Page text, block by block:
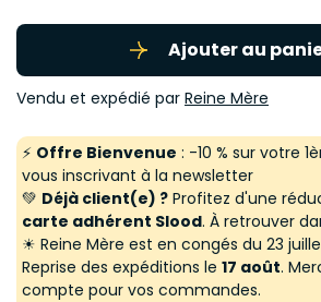
Ajouter au
Vendu et expédié par Reine Mère
⚡ Offre Bienvenue : -10 % sur votre
vous inscrivant à la newsletter
💚 Déjà client(e) ? Profitez d'une
carte adhérent Slood. À retrouver
☀ Reine Mère est en congés du 23
Reprise des expéditions le 17 août.
compte pour vos commandes.